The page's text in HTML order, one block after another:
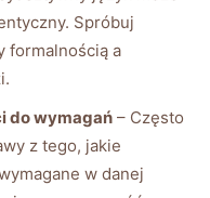
Spróbuj
formalnością a
do wymagań – Często
z tego, jakie
w danej